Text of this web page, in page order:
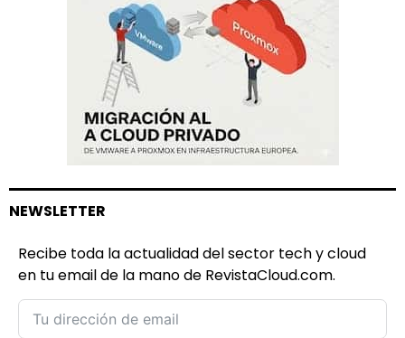
NEWSLETTER
Recibe toda la actualidad del sector tech y cloud
en tu email de la mano de RevistaCloud.com.